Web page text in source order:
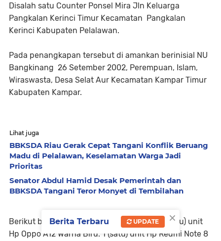
Disalah satu Counter Ponsel Mira Jln Keluarga
Pangkalan Kerinci Timur Kecamatan Pangkalan
Kerinci Kabupaten Pelalawan.
Pada penangkapan tersebut di amankan berinisial NU
Bangkinang 26 Setember 2002, Perempuan, Islam,
Wiraswasta, Desa Selat Aur Kecamatan Kampar Timur
Kabupaten Kampar.
Lihat juga
BBKSDA Riau Gerak Cepat Tangani Konflik Beruang
Madu di Pelalawan, Keselamatan Warga Jadi
Prioritas
Senator Abdul Hamid Desak Pemerintah dan
BBKSDA Tangani Teror Monyet di Tembilahan
Berikut barang bukti diamankan berupa 1 (satu) unit
Hp Oppo A12 Warna Biru. 1 (satu) unit Hp Redmi Note 8
×
Berita Terbaru UPDATE